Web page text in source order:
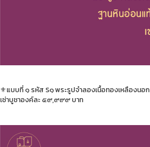
⚜️แบบที่ ๑ รหัส S๑ พระรูปจำลองเนื้อทองเหลืองน
เช่าบูชาองค์ละ ๕๙,๙๙๙ บาท